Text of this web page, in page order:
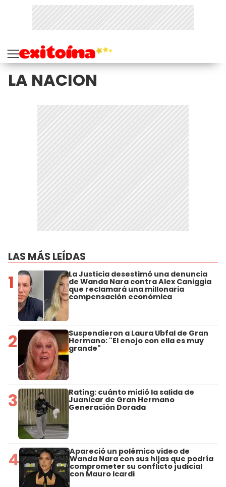
LA NACION
LAS MÁS LEÍDAS
1 La Justicia desestimó una denuncia
de Wanda Nara contra Alex Caniggia
que reclamará una millonaria
compensación económica
2 Suspendieron a Laura Ubfal de Gran
Hermano: "El enojo con ella es muy
grande"
3 Rating: cuánto midió la salida de
Juanicar de Gran Hermano
Generación Dorada
4 Apareció un polémico video de
Wanda Nara con sus hijas que podría
comprometer su conflicto judicial
con Mauro Icardi